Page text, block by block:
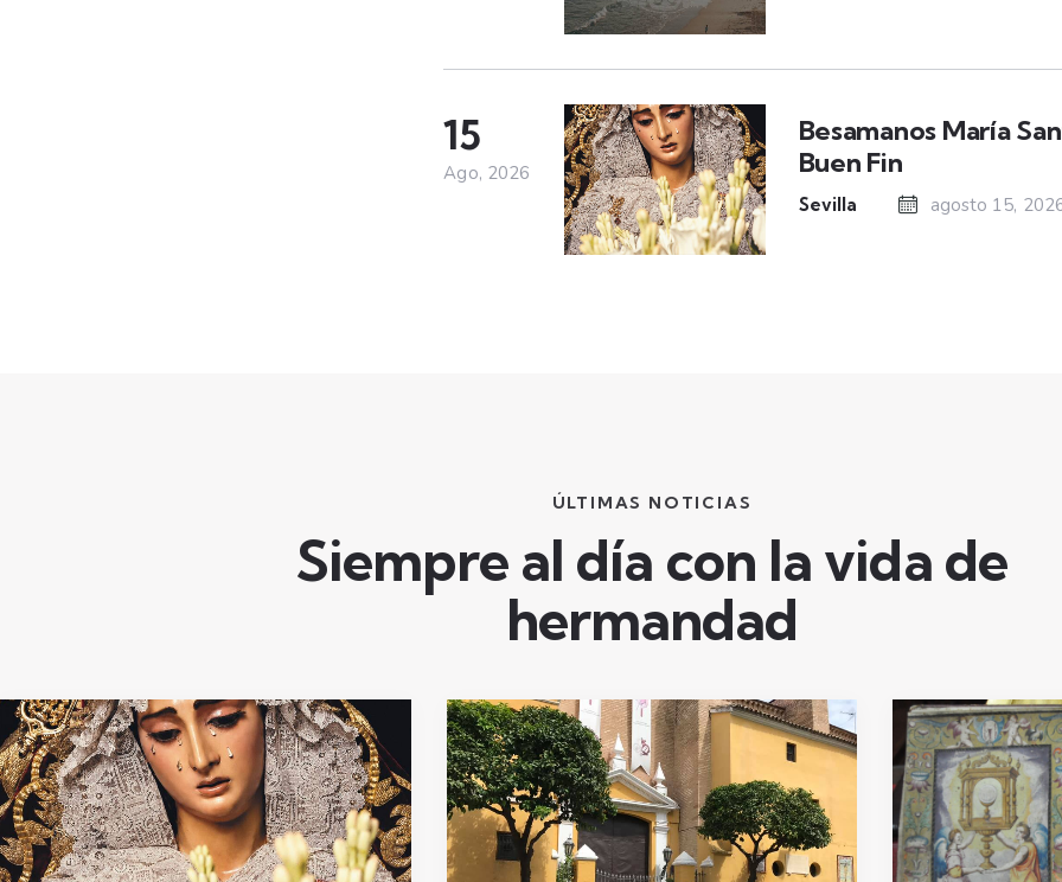
15
Ago, 2026
Besamanos María
Buen Fin
Sevilla agosto 15,
ÚLTIMAS NOTICIAS
Siempre al día con la vida de
hermandad